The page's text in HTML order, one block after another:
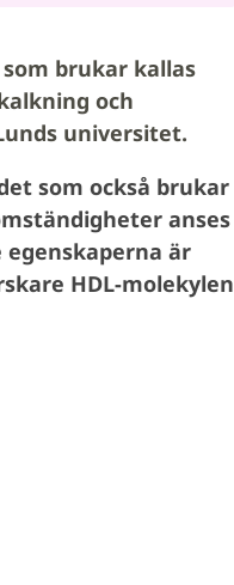
brukar kallas
och
universitet.
som också brukar
anses
är
HDL-molekylen